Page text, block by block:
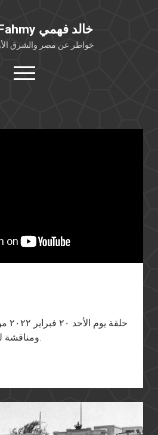
Khaled Fahmy خالد فهمي
خواطر عن مصر والشرق
open
menu
ومناقشة لكتاب كل رجال الباشا.